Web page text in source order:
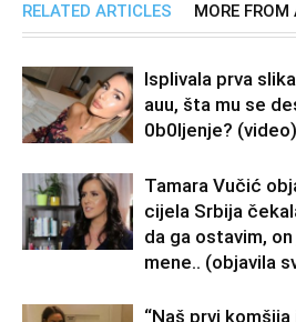
RELATED ARTICLES MORE
Isplivala prva
auu, šta mu se
0b0Ijenje? (video)
Tamara Vučić
cijela Srbija
da ga ostavim,
mene.. (objavila
“Naš prvi